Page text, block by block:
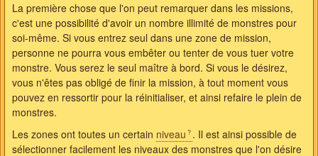
La première chose que l'on peut remarquer dans les missions,
c'est une possibilité d'avoir un nombre illimité de monstres pour
soi-même. Si vous entrez seul dans une zone de mission,
personne ne pourra vous embêter ou tenter de vous tuer votre
monstre. Vous serez le seul maître à bord. Si vous le désirez,
vous n'êtes pas obligé de finir la mission, à tout moment vous
pouvez en ressortir pour la réinitialiser, et ainsi refaire le plein de
monstres.
Les zones ont toutes un certain niveau . Il est ainsi possible de
sélectionner facilement les niveaux des monstres que l'on désire